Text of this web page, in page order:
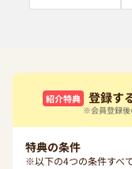
紹介特典 登録す
※会員登録後
特典の条件
※以下の4つの条件すべ